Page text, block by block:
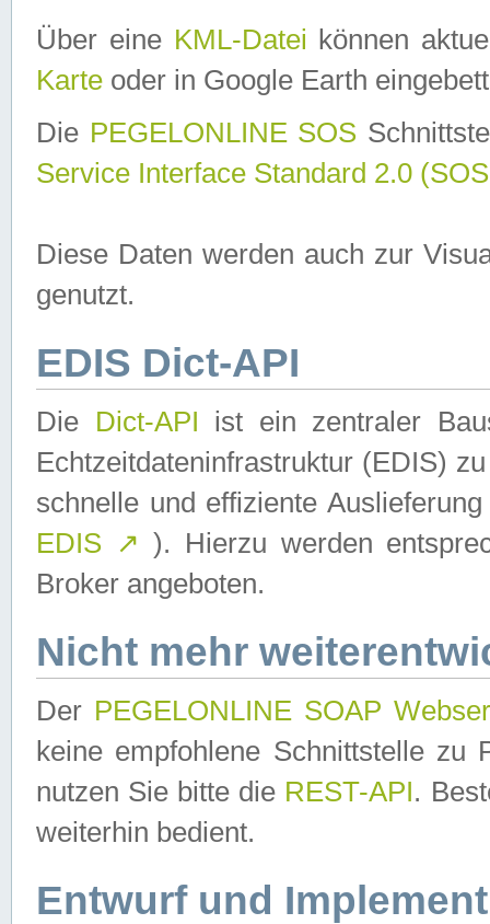
Über eine KML-Datei können
Karte oder in Google Earth
Die PEGELONLINE SOS
Service Interface Standard 2.0
Diese Daten werden auch zur
genutzt.
EDIS Dict-API
Die Dict-API ist ein zentraler
Echtzeitdateninfrastruktur (EDIS)
schnelle und effiziente
EDIS ↗ ). Hierzu werden
Broker angeboten.
Nicht mehr
Der PEGELONLINE SOAP
keine empfohlene Schnittstelle zu
nutzen Sie bitte die REST-API.
weiterhin bedient.
Entwurf und